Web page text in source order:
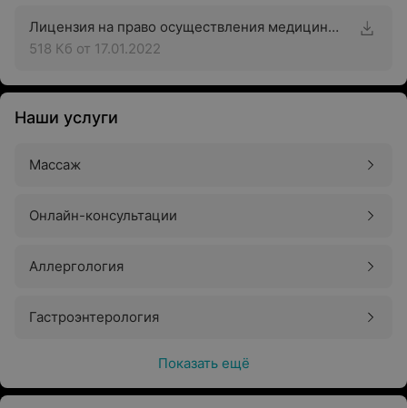
Лицензия на право осуществления медицинской деятельности
518 Кб от 17.01.2022
Наши услуги
Массаж
Онлайн-консультации
Аллергология
Гастроэнтерология
Показать ещё